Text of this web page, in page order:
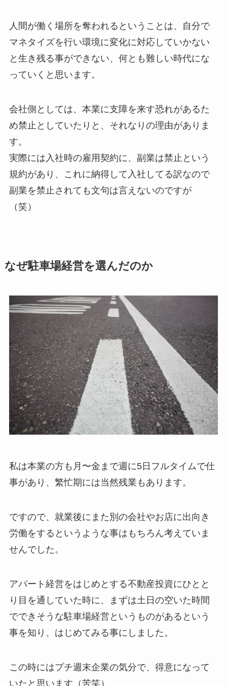
人間が働く場所を奪われるということは、自分で
マネタイズを行い環境に変化に対応していかない
と生き残る事ができない、何とも難しい時代にな
っていくと思います。
会社側としては、本業に支障を来す恐れがあるた
め禁止としていたりと、それなりの理由がありま
す。
実際には入社時の雇用契約に、副業は禁止という
規約があり、これに納得して入社してる訳なので
副業を禁止されても文句は言えないのですが
（笑）
なぜ駐車場経営を選んだのか
私は本業の方も月〜金まで週に5日フルタイムで仕
事があり、繁忙期には当然残業もあります。
ですので、就業後にまた別の会社やお店に出向き
労働をするというような事はもちろん考えていま
せんでした。
アパート経営をはじめとする不動産投資にひとと
り目を通していた時に、まずは土日の空いた時間
でできそうな駐車場経営というものがあるという
事を知り、はじめてみる事にしました。
この時にはプチ週末企業の気分で、得意になって
いたと思います（苦笑）